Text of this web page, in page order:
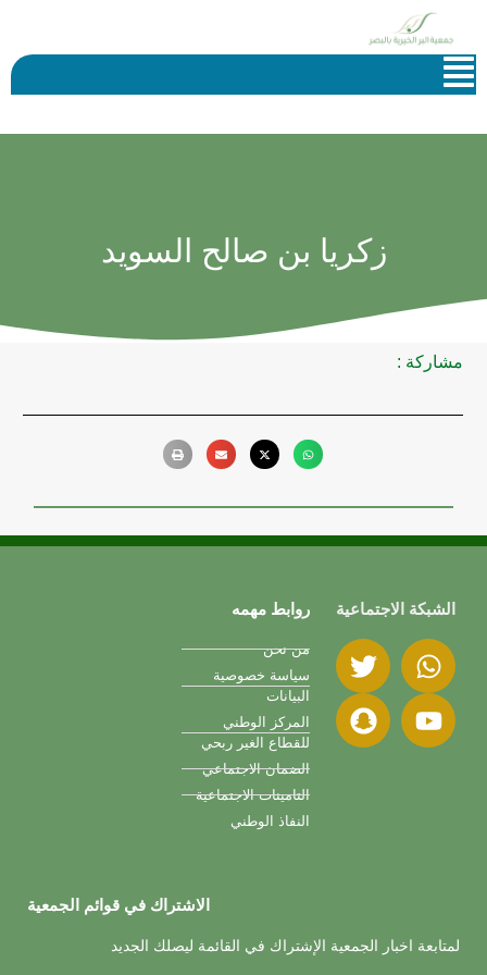
زكريا بن صالح السويد
مشاركة :
الشبكة الاجتماعية روابط مهمه
من نحن
سياسة خصوصية
البيانات
المركز الوطني
للقطاع الغير ربحي
الضمان الاجتماعي
التامينات الاجتماعية
النفاذ الوطني
الاشتراك في قوائم الجمعية
لمتابعة اخبار الجمعية الإشتراك في القائمة ليصلك الجديد